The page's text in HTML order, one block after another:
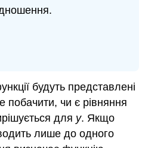
будуть представлені
побачити, чи є рівняння
для y. Якщо
лише до одного